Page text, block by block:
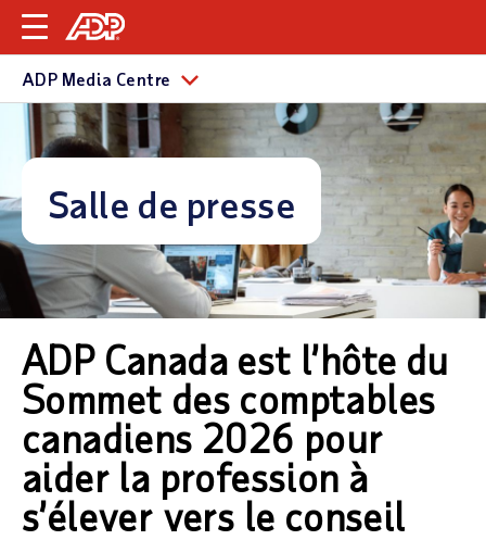
ADP Media Centre
Salle de presse
ADP Canada est l’hôte du
Sommet des comptables
canadiens 2026 pour
aider la profession à
s’élever vers le conseil